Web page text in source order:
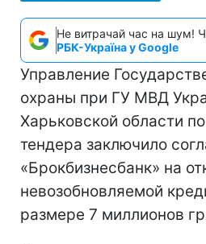
Не витрачай час на шум!
РБК-Україна у Google
Управление
охраны при ГУ МВД
Харьковской области
тендера заключило
«Брокбизнесбанк» на
невозобновляемой
размере 7 миллионов